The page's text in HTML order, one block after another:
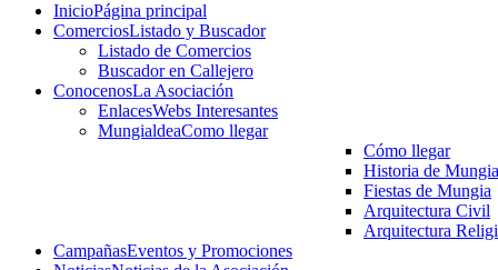
InicioPágina principal
ComerciosListado y Buscador
Listado de Comercios
Buscador en Callejero
ConocenosLa Asociación
EnlacesWebs Interesantes
MungialdeaComo llegar
Cómo llegar
Historia de Mungia
Fiestas de Mungia
Arquitectura Civil
Arquitectura
CampañasEventos y Promociones